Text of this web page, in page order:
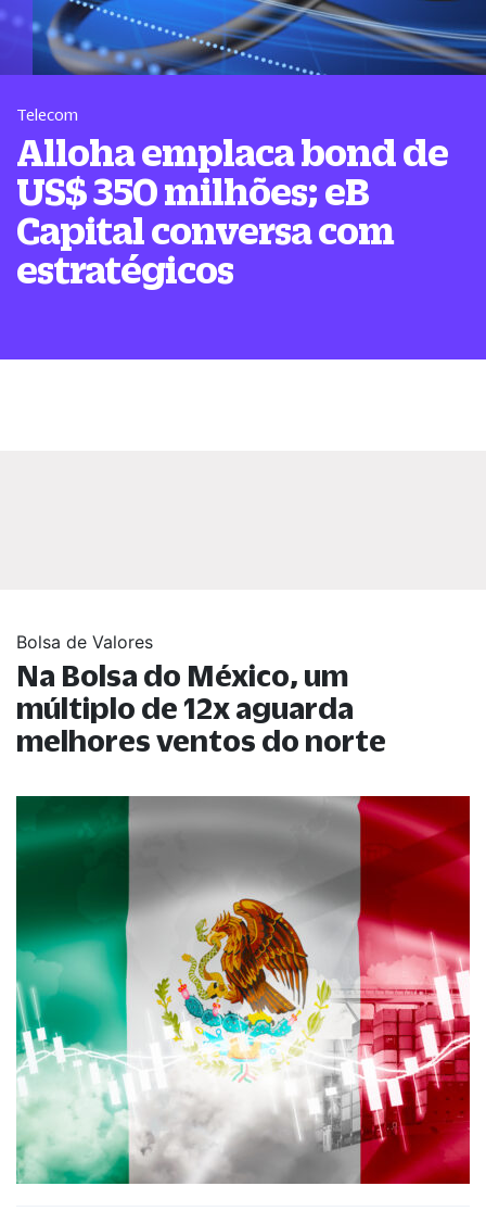
Telecom
Alloha emplaca bond de
US$ 350 milhões; eB
Capital conversa com
estratégicos
Bolsa de Valores
Na Bolsa do México, um
múltiplo de 12x aguarda
melhores ventos do norte